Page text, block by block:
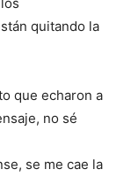
quitando la
que echaron a
no sé
se me cae la